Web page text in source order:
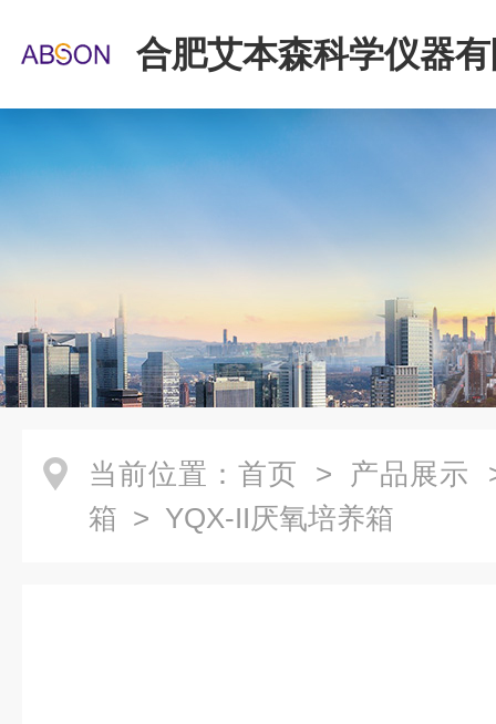
合肥艾本森科学仪器
当前位置： 首页 > 产品展示
箱 > YQX-II厌氧培养箱